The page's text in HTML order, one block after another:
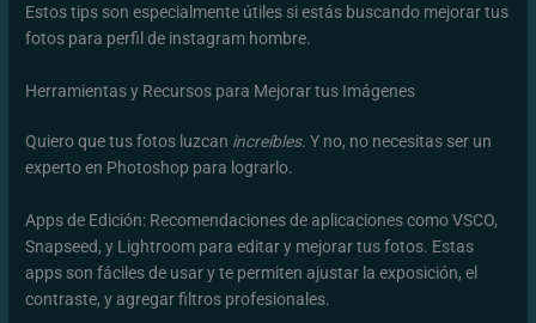
Estos tips son especialmente útiles si estás buscando mejorar tus
fotos para perfil de instagram hombre.
Herramientas y Recursos para Mejorar tus Imágenes
Quiero que tus fotos luzcan increíbles. Y no, no necesitas ser un
experto en Photoshop para lograrlo.
Apps de Edición: Recomendaciones de aplicaciones como VSCO,
Snapseed, y Lightroom para editar y mejorar tus fotos. Estas
apps son fáciles de usar y te permiten ajustar la exposición, el
contraste, y agregar filtros profesionales.